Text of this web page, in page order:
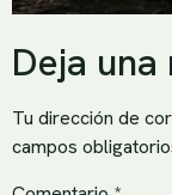
Deja
Tu dirección de
campos